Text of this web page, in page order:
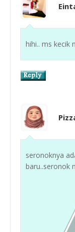
hihi.. ms kecik
seronoknya
baru..seronok